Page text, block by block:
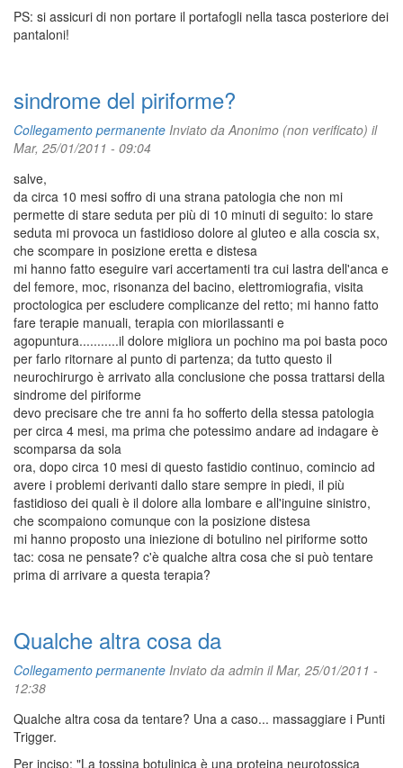
PS: si assicuri di non portare il portafogli nella tasca posteriore dei
pantaloni!
sindrome del piriforme?
Collegamento permanente Inviato daAnonimo (non verificato) il
Mar, 25/01/2011 - 09:04
salve,
da circa 10 mesi soffro di una strana patologia che non mi
permette di stare seduta per più di 10 minuti di seguito: lo stare
seduta mi provoca un fastidioso dolore al gluteo e alla coscia sx,
che scompare in posizione eretta e distesa
mi hanno fatto eseguire vari accertamenti tra cui lastra dell'anca e
del femore, moc, risonanza del bacino, elettromiografia, visita
proctologica per escludere complicanze del retto; mi hanno fatto
fare terapie manuali, terapia con miorilassanti e
agopuntura...........il dolore migliora un pochino ma poi basta poco
per farlo ritornare al punto di partenza; da tutto questo il
neurochirurgo è arrivato alla conclusione che possa trattarsi della
sindrome del piriforme
devo precisare che tre anni fa ho sofferto della stessa patologia
per circa 4 mesi, ma prima che potessimo andare ad indagare è
scomparsa da sola
ora, dopo circa 10 mesi di questo fastidio continuo, comincio ad
avere i problemi derivanti dallo stare sempre in piedi, il più
fastidioso dei quali è il dolore alla lombare e all'inguine sinistro,
che scompaiono comunque con la posizione distesa
mi hanno proposto una iniezione di botulino nel piriforme sotto
tac: cosa ne pensate? c'è qualche altra cosa che si può tentare
prima di arrivare a questa terapia?
Qualche altra cosa da
Collegamento permanente Inviato da admin il Mar, 25/01/2011 -
12:38
Qualche altra cosa da tentare? Una a caso... massaggiare i Punti
Trigger.
Per inciso: "La tossina botulinica è una proteina neurotossica